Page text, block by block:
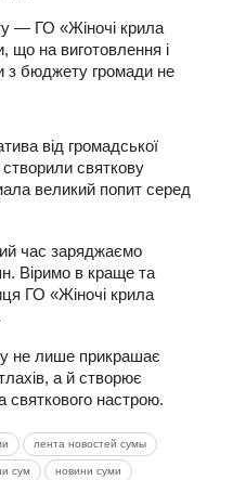
— ГО «Жіночі крила
на виготовлення і
з бюджету громади не
від громадської
створили святкову
великий попит серед
час заряджаємо
Віримо в краще та
ГО «Жіночі крила
не лише прикрашає
а й створює
святкового настрою.
лента новостей сумы
сум новини суми